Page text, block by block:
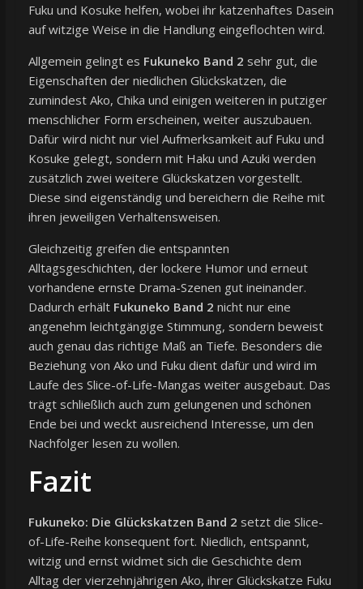
Fuku und Kosuke helfen, wobei ihr katzenhaftes Dasein
auf witzige Weise in die Handlung eingeflochten wird.
Allgemein gelingt es Fukuneko Band 2 sehr gut, die
Eigenschaften der niedlichen Glückskatzen, die
zumindest Ako, Chika und einigen weiteren in putziger
menschlicher Form erscheinen, weiter auszubauen.
Dafür wird nicht nur viel Aufmerksamkeit auf Fuku und
Kosuke gelegt, sondern mit Haku und Azuki werden
zusätzlich zwei weitere Glückskatzen vorgestellt.
Diese sind eigenständig und bereichern die Reihe mit
ihren jeweiligen Verhaltensweisen.
Gleichzeitig greifen die entspannten
Alltagsgeschichten, der lockere Humor und erneut
vorhandene ernste Drama-Szenen gut ineinander.
Dadurch erhält Fukuneko Band 2 nicht nur eine
angenehm leichtgängige Stimmung, sondern beweist
auch genau das richtige Maß an Tiefe. Besonders die
Beziehung von Ako und Fuku dient dafür und wird im
Laufe des Slice-of-Life-Mangas weiter ausgebaut. Das
trägt schließlich auch zum gelungenen und schönen
Ende bei und weckt ausreichend Interesse, um den
Nachfolger lesen zu wollen.
Fazit
Fukuneko: Die Glückskatzen Band 2 setzt die Slice-
of-Life-Reihe konsequent fort. Niedlich, entspannt,
witzig und ernst widmet sich die Geschichte dem
Alltag der vierzehnjährigen Ako, ihrer Glückskatze Fuku